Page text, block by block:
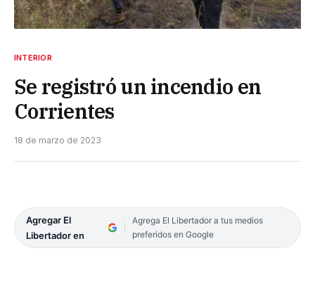
INTERIOR
Se registró un incendio en
Corrientes
18 de marzo de 2023
Agregar El
Libertador en
Agrega El Libertador a tus medios
preferidos en Google